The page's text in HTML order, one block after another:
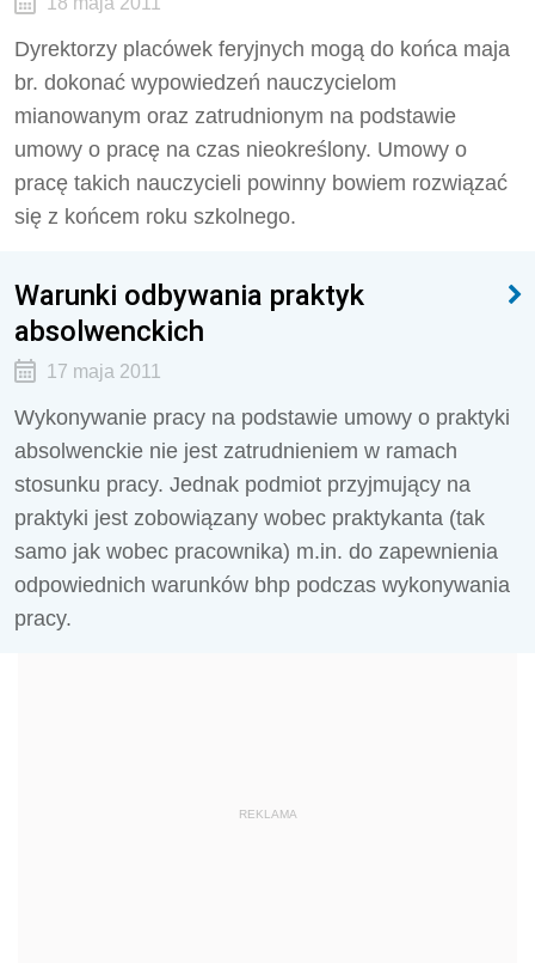
Dyrektorzy placówek feryjnych mogą do końca maja
br. dokonać wypowiedzeń nauczycielom
mianowanym oraz zatrudnionym na podstawie
umowy o pracę na czas nieokreślony. Umowy o
pracę takich nauczycieli powinny bowiem rozwiązać
się z końcem roku szkolnego.
Warunki odbywania praktyk
absolwenckich
17 maja 2011
Wykonywanie pracy na podstawie umowy o praktyki
absolwenckie nie jest zatrudnieniem w ramach
stosunku pracy. Jednak podmiot przyjmujący na
praktyki jest zobowiązany wobec praktykanta (tak
samo jak wobec pracownika) m.in. do zapewnienia
odpowiednich warunków bhp podczas wykonywania
pracy.
REKLAMA